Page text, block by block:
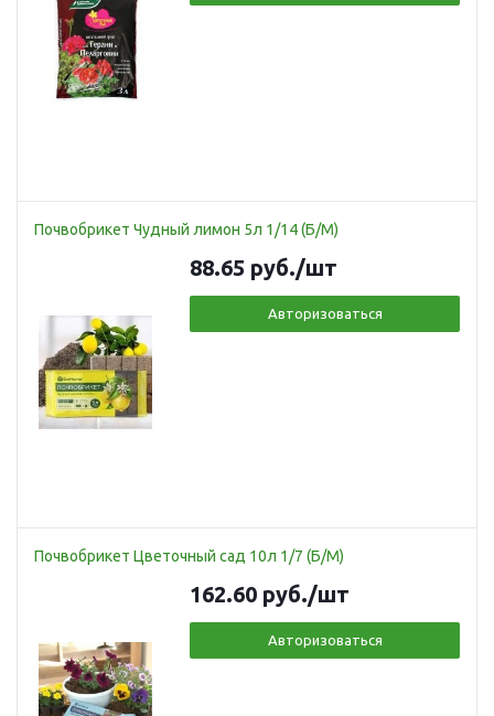
Почвобрикет Чудный лимон 5л 1/14 (Б/М)
88.65 руб./шт
Авторизоваться
Почвобрикет Цветочный сад 10л 1/7 (Б/М)
162.60 руб./шт
Авторизоваться